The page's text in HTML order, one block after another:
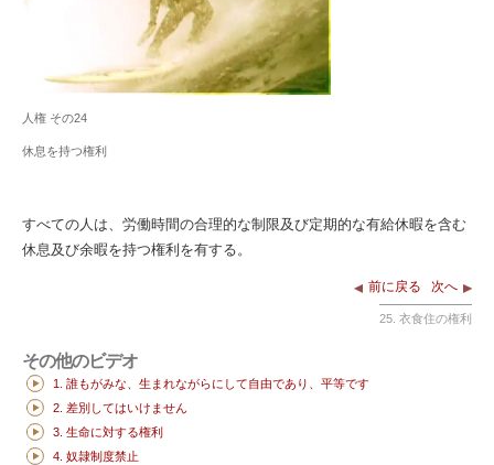
人権 その24
休息を持つ権利
すべての人は、労働時間の合理的な制限及び定期的な有給休暇を含む
休息及び余暇を持つ権利を有する。
前に戻る 次へ
25. 衣食住の権利
その他のビデオ
1. 誰もがみな、生まれながらにして自由であり、平等です
2. 差別してはいけません
3. 生命に対する権利
4. 奴隷制度禁止